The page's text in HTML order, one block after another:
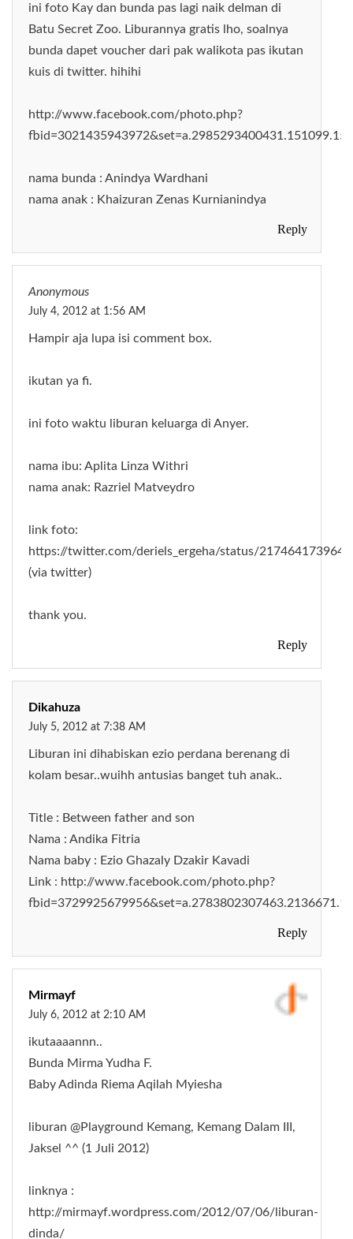
ini foto Kay dan bunda pas lagi naik delman di
Batu Secret Zoo. Liburannya gratis lho, soalnya
bunda dapet voucher dari pak walikota pas ikutan
kuis di twitter. hihihi
http://www.facebook.com/photo.php?
nama bunda : Anindya Wardhani
nama anak : Khaizuran Zenas Kurnianindya
Reply
Anonymous
July 4, 2012 at 1:56 AM
Hampir aja lupa isi comment box.
ikutan ya fi.
ini foto waktu liburan keluarga di Anyer.
nama ibu: Aplita Linza Withri
nama anak: Razriel Matveydro
link foto:
https://twitter.com/deriels_ergeha/status/
(via twitter)
thank you.
Reply
Dikahuza
July 5, 2012 at 7:38 AM
Liburan ini dihabiskan ezio perdana berenang di
kolam besar..wuihh antusias banget tuh anak..
Title : Between father and son
Nama : Andika Fitria
Nama baby : Ezio Ghazaly Dzakir Kavadi
Link : http://www.facebook.com/photo.php?
Reply
Mirmayf
July 6, 2012 at 2:10 AM
ikutaaaannn..
Bunda Mirma Yudha F.
Baby Adinda Riema Aqilah Myiesha
liburan @Playground Kemang, Kemang Dalam III,
Jaksel ^^ (1 Juli 2012)
linknya :
http://mirmayf.wordpress.com/2012/07/06/liburan-
dinda/